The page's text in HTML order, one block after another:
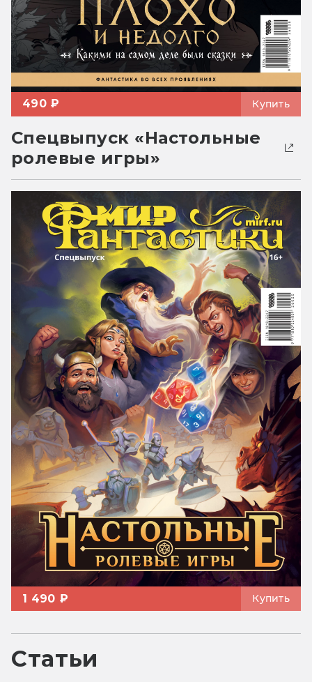
490 ₽ Купить
Спецвыпуск «Настольные
ролевые игры»
1 490 ₽ Купить
Статьи